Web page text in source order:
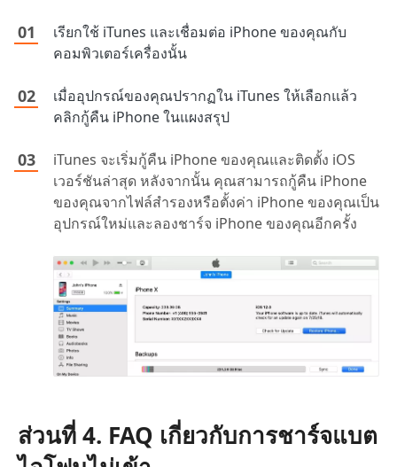
เรียกใช้ iTunes และเชื่อมต่อ iPhone ของคุณกับ
คอมพิวเตอร์เครื่องนั้น
เมื่ออุปกรณ์ของคุณปรากฏใน iTunes ให้เลือกแล้ว
คลิกกู้คืน iPhone ในแผงสรุป
iTunes จะเริ่มกู้คืน iPhone ของคุณและติดตั้ง iOS
เวอร์ชันล่าสุด หลังจากนั้น คุณสามารถกู้คืน iPhone
ของคุณจากไฟล์สำรองหรือตั้งค่า iPhone ของคุณเป็น
อุปกรณ์ใหม่และลองชาร์จ iPhone ของคุณอีกครั้ง
ส่วนที่ 4. FAQ เกี่ยวกับการชาร์จแบต